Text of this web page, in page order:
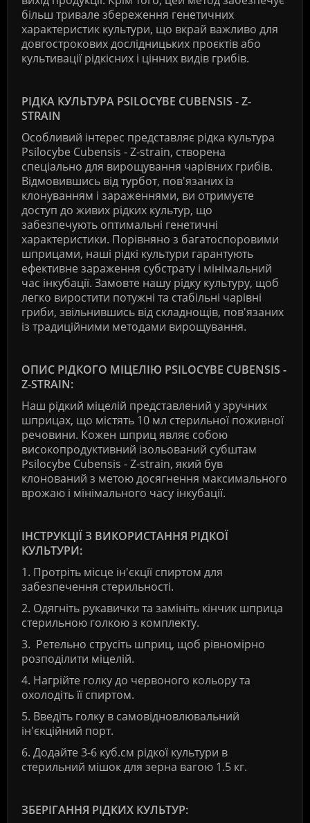
більш тривале збереження генетичних
характеристик культури, що вкрай важливо для
довгострокових дослідницьких проєктів або
культивації рідкісних і цінних видів грибів.
РІДКА КУЛЬТУРА PSILOCYBE CUBENSIS - Z-
STRAIN
Особливий інтерес представляє рідка культура
Psilocybe Cubensis - Z-strain, створена
спеціально для вирощування чарівних грибів.
Відмовившись відтурбот, пов'язаних із
клонуванням і зараженнями, ви отримуєте
доступ до живих рідких культур, що
забезпечують оптимальні генетичні
характеристики. Порівняно з багатоспоровими
шприцами, наші рідкі культури гарантують
ефективне зараження субстрату і мінімальний
час інкубації. Замовте нашу рідку культуру, щоб
легко виростити потужні та стабільні чарівні
гриби, звільнившись від складнощів, пов'язаних
із традиційними методами вирощування.
ОПИС РІДКОГО МІЦЕЛІЮ PSILOCYBE CUBENSIS -
Z-STRAIN:
Наш рідкий міцелій представлений у зручних
шприцах, що містять 10 мл стерильної поживної
речовини. Кожен шприц являє собою
високопродуктивний ізольований субштам
Psilocybe Cubensis - Z-strain, який був
клонований з метою досягнення максимального
врожаю і мінімального часу інкубації.
ІНСТРУКЦІЇ З ВИКОРИСТАННЯ РІДКОЇ
КУЛЬТУРИ:
1. Протріть місце ін'єкції спиртом для
забезпечення стерильності.
2. Одягніть рукавички та замініть кінчик шприца
стерильною голкою з комплекту.
3. Ретельно струсіть шприц, щоб рівномірно
розподілити міцелій.
4. Нагрійте голку до червоного кольору та
охолодіть її спиртом.
5. Введіть голку в самовідновлювальний
ін'єкційний порт.
6. Додайте 3-6 куб.см рідкої культури в
стерильний мішок для зерна вагою 1.5 кг.
ЗБЕРІГАННЯ РІДКИХ КУЛЬТУР: